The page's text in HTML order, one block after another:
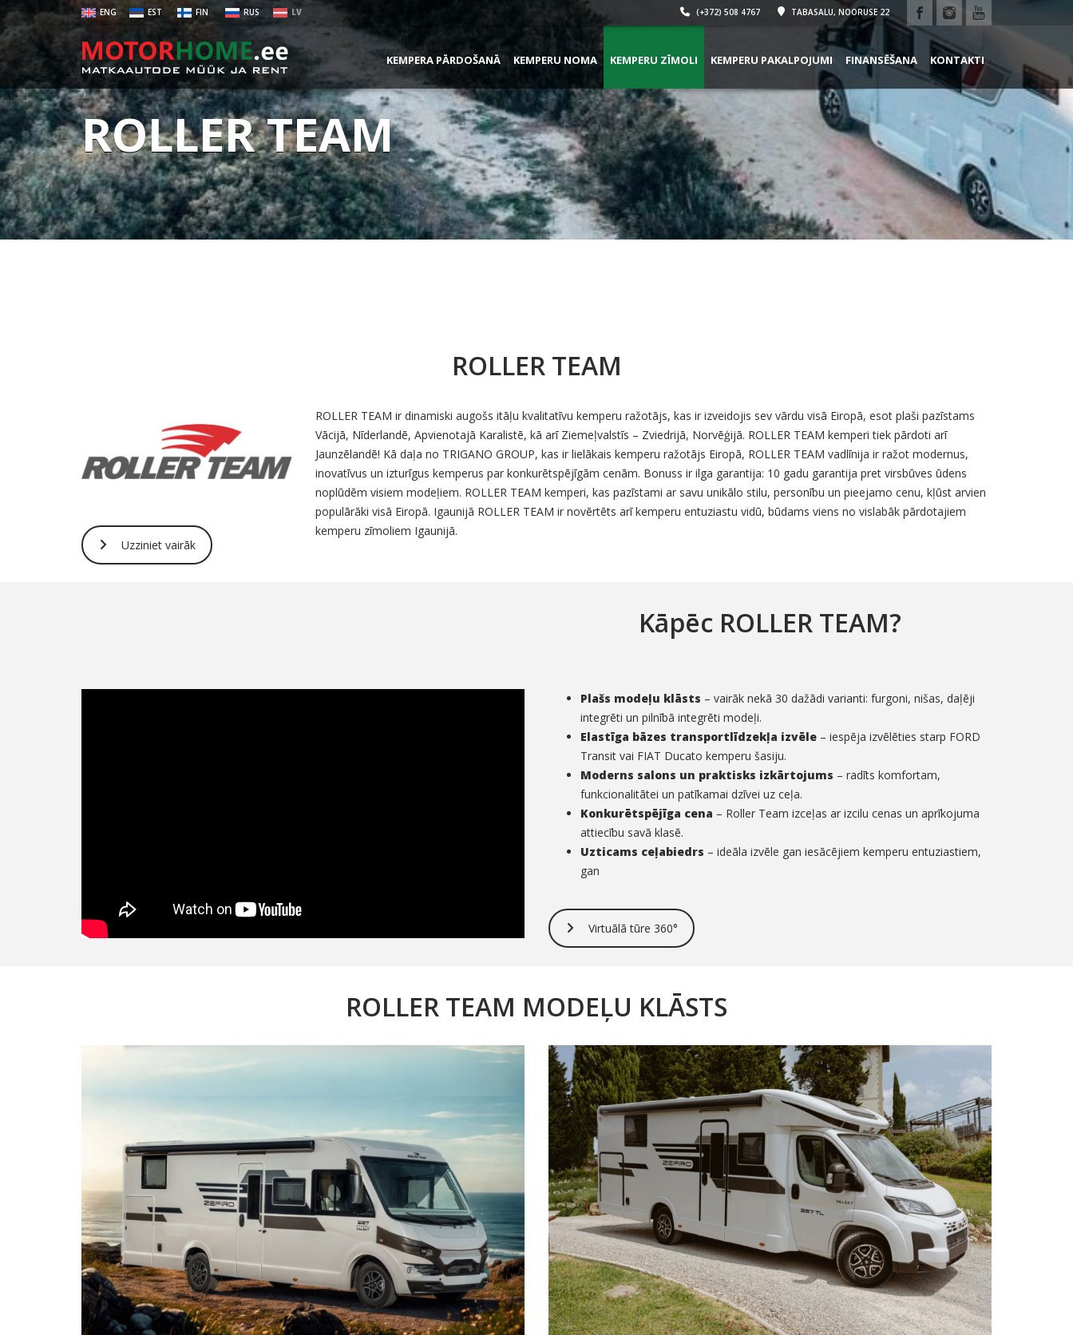
ENG EST FIN RUS LV (+372) 508 4767 TABASALU, NOORUSE 22
KEMPERA PĀRDOŠANĀ KEMPERU NOMA KEMPERU ZĪMOLI KEMPERU PAKALPOJUMI FINANSĒŠANA KONTAKTI
ROLLER TEAM
ROLLER TEAM
Uzziniet vairāk
ROLLER TEAM ir dinamiski augošs itāļu kvalitatīvu kemperu ražotājs, kas ir izveidojis sev vārdu visā Eiropā, esot plaši pazīstams
Vācijā, Nīderlandē, Apvienotajā Karalistē, kā arī Ziemeļvalstīs – Zviedrijā, Norvēģijā. ROLLER TEAM kemperi tiek pārdoti arī
Jaunzēlandē! Kā daļa no TRIGANO GROUP, kas ir lielākais kemperu ražotājs Eiropā, ROLLER TEAM vadlīnija ir ražot modernus,
inovatīvus un izturīgus kemperus par konkurētspējīgām cenām. Bonuss ir ilga garantija: 10 gadu garantija pret virsbūves ūdens
noplūdēm visiem modeļiem. ROLLER TEAM kemperi, kas pazīstami ar savu unikālo stilu, personību un pieejamo cenu, kļūst arvien
populārāki visā Eiropā. Igaunijā ROLLER TEAM ir novērtēts arī kemperu entuziastu vidū, būdams viens no vislabāk pārdotajiem
kemperu zīmoliem Igaunijā.
Kāpēc ROLLER TEAM?
Plašs modeļu klāsts – vairāk nekā 30 dažādi varianti: furgoni, nišas, daļēji
integrēti un pilnībā integrēti modeļi.
Elastīga bāzes transportlīdzekļa izvēle – iespēja izvēlēties starp FORD
Transit vai FIAT Ducato kemperu šasiju.
Moderns salons un praktisks izkārtojums – radīts komfortam,
funkcionalitātei un patīkamai dzīvei uz ceļa.
Konkurētspējīga cena – Roller Team izceļas ar izcilu cenas un aprīkojuma
attiecību savā klasē.
Uzticams ceļabiedrs – ideāla izvēle gan iesācējiem kemperu entuziastiem,
gan
Virtuālā tūre 360°
ROLLER TEAM MODEĻU KLĀSTS